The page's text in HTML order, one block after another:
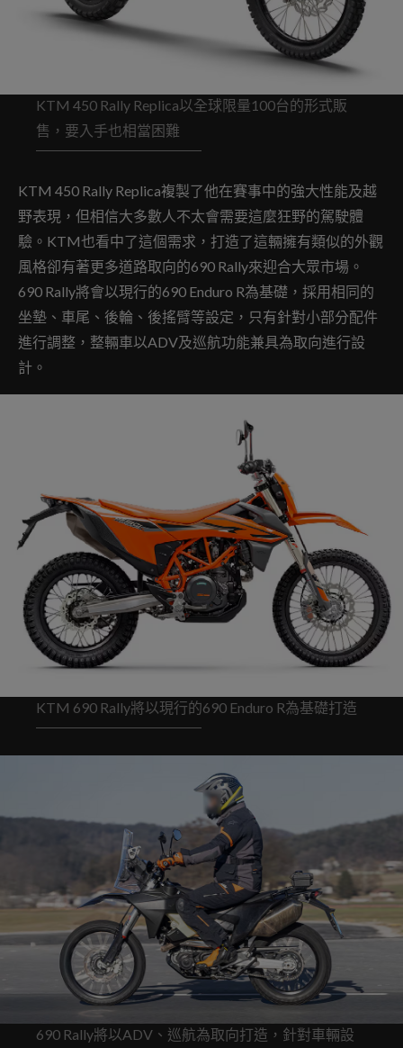
KTM 450 Rally Replica以全球限量100台的形式販
售，要入手也相當困難
KTM 450 Rally Replica複製了他在賽事中的強大性能及越
野表現，但相信大多數人不太會需要這麼狂野的駕駛體
驗。KTM也看中了這個需求，打造了這輛擁有類似的外觀
風格卻有著更多道路取向的690 Rally來迎合大眾市場。
690 Rally將會以現行的690 Enduro R為基礎，採用相同的
坐墊、車尾、後輪、後搖臂等設定，只有針對小部分配件
進行調整，整輛車以ADV及巡航功能兼具為取向進行設
計。
KTM 690 Rally將以現行的690 Enduro R為基礎打造
690 Rally將以ADV、巡航為取向打造，針對車輛設